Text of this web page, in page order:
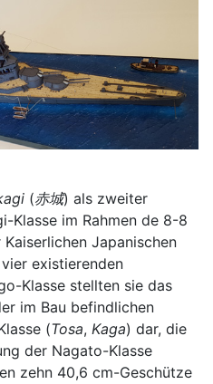
(赤城) als zweiter
Klasse im Rahmen de 8-8
Japanischen
existierenden
Klasse stellten sie das
im Bau befindlichen
(Tosa, Kaga) dar, die
der Nagato-Klasse
zehn 40,6 cm-Geschütze